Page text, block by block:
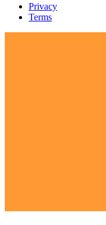
Privacy
Terms